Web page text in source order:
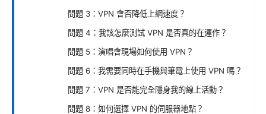
問題 3：VPN 會否降低上網速度？
問題 4：我該怎麼測試 VPN 是否真的在運作？
問題 5：演唱會現場如何使用 VPN？
問題 6：我需要同時在手機與筆電上使用 VPN 嗎？
問題 7：VPN 是否能完全隱身我的線上活動？
問題 8：如何選擇 VPN 的伺服器地點？